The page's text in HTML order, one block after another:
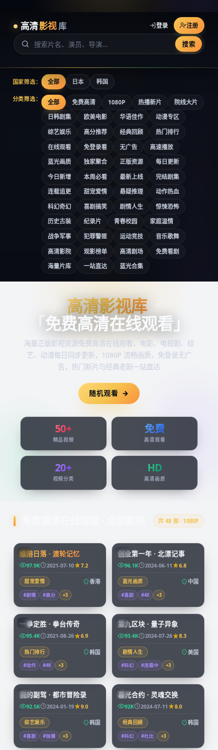
高清影视 库
搜索
登录 注册
国家筛选： 全部 日本 韩国
分类筛选： 全部 免费高清 1080P 热播新片
院线大片
日韩剧集
欧美电影 华语佳作
动漫专区
综艺娱乐
高分推荐 经典回顾
热门排行
在线观看
免登录看 无广告
高速播放
蓝光画质
独家聚合 正版资源
每日更新
今日新增
本周必看 最新上线
完结剧集
连载追更
甜宠爱情 悬疑推理
动作热血
科幻奇幻
喜剧搞笑 剧情人生
惊悚恐怖
历史古装
纪录片 青春校园
家庭温情
战争军事
犯罪警匪 运动竞技
音乐歌舞
高清影院
观影榜单 高清剧场
免费看剧
海量片库
一站直达 蓝光合集
高清影视库
高清影视库
免费高清在线观看」
海量正版影视资源免费高清在线观看 ，电影、电视剧、综
艺、动漫每日同步更新，1080P 流畅画质，免登录无广
告，热门新片与经典老剧一站直达
随机观看
50+
精品视频
免费
高清观看
20+
视频分类
HD
高清画质
共 48 部 · 1080P
HK
维港日落 · 渡轮记忆
97.9K 2021-07-10 7.2
甜宠爱情 香港
#剧情 #高分 +3
CN
创业第一年 · 北漂记事
96.1K 2024-06-11 6.8
蓝光画质 中国
#喜剧 #4K +3
KR
96:07
一拳定胜 · 拳台传奇
95.4K 2021-08-26 6.9
热门排行 韩国
#动作 #4K +3
CN
99:49
第九区块 · 量子异象
93.4K 2024-07-26 8.3
剧情人生 美国
#科幻 #连载中 +3
KR
56:16
我的副驾 · 都市冒险录
92.5K 2024-01-19 9.0
综艺娱乐 韩国
#喜剧 #独播 +3
KR
暮光合约 · 灵魂交换
92K 2024-07-11 8.0
经典回顾 韩国
#科幻 #杜比 +3
52:28 99:41